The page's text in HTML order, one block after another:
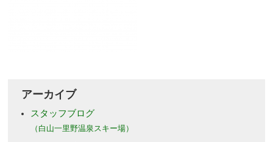
アーカイブ
スタッフブログ
（白山一里野温泉スキー場）